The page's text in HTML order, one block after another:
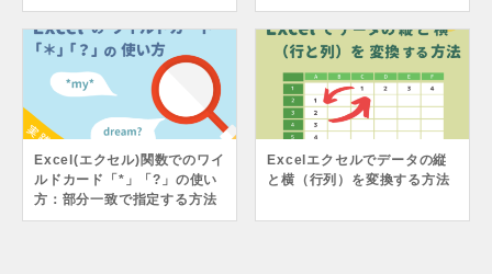
Excel(エクセル)関数でのワイ
ルドカード「*」「?」の使い
方：部分一致で指定する方法
Excelエクセルでデータの縦
と横（行列）を変換する方法